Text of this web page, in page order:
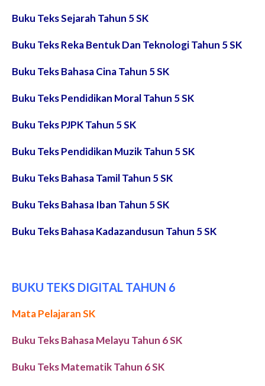
Buku Teks Sejarah Tahun 5 SK
Buku Teks Reka Bentuk Dan Teknologi Tahun 5 SK
Buku Teks Bahasa Cina Tahun 5 SK
Buku Teks Pendidikan Moral Tahun 5 SK
Buku Teks PJPK Tahun 5 SK
Buku Teks Pendidikan Muzik Tahun 5 SK
Buku Teks Bahasa Tamil Tahun 5 SK
Buku Teks Bahasa Iban Tahun 5 SK
Buku Teks Bahasa Kadazandusun Tahun 5 SK
BUKU TEKS DIGITAL TAHUN 6
Mata Pelajaran SK
Buku Teks Bahasa Melayu Tahun 6 SK
Buku Teks Matematik Tahun 6 SK